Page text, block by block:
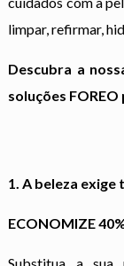
limpar, refirmar,
Descubra a
soluções
1. A beleza exige
ECONOMIZE
Substitua a